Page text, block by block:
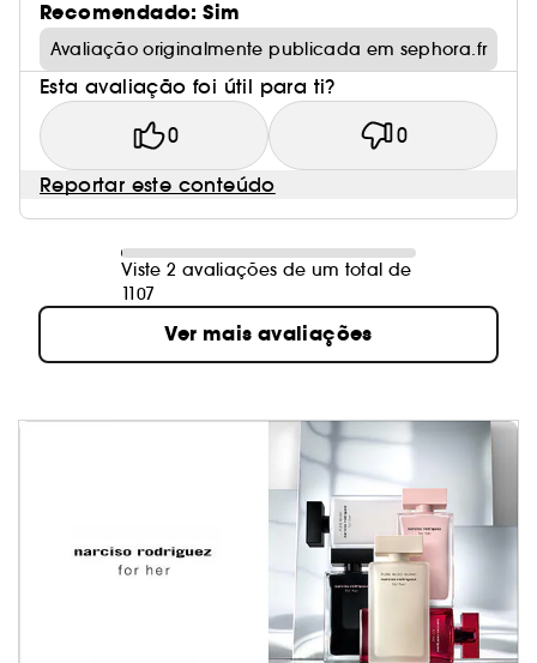
Recomendado: Sim
Avaliação originalmente publicada em sephora.fr
Esta avaliação foi útil para ti?
0 0
Reportar este conteúdo
Viste 2 avaliações de um total de
1107
Ver mais avaliações